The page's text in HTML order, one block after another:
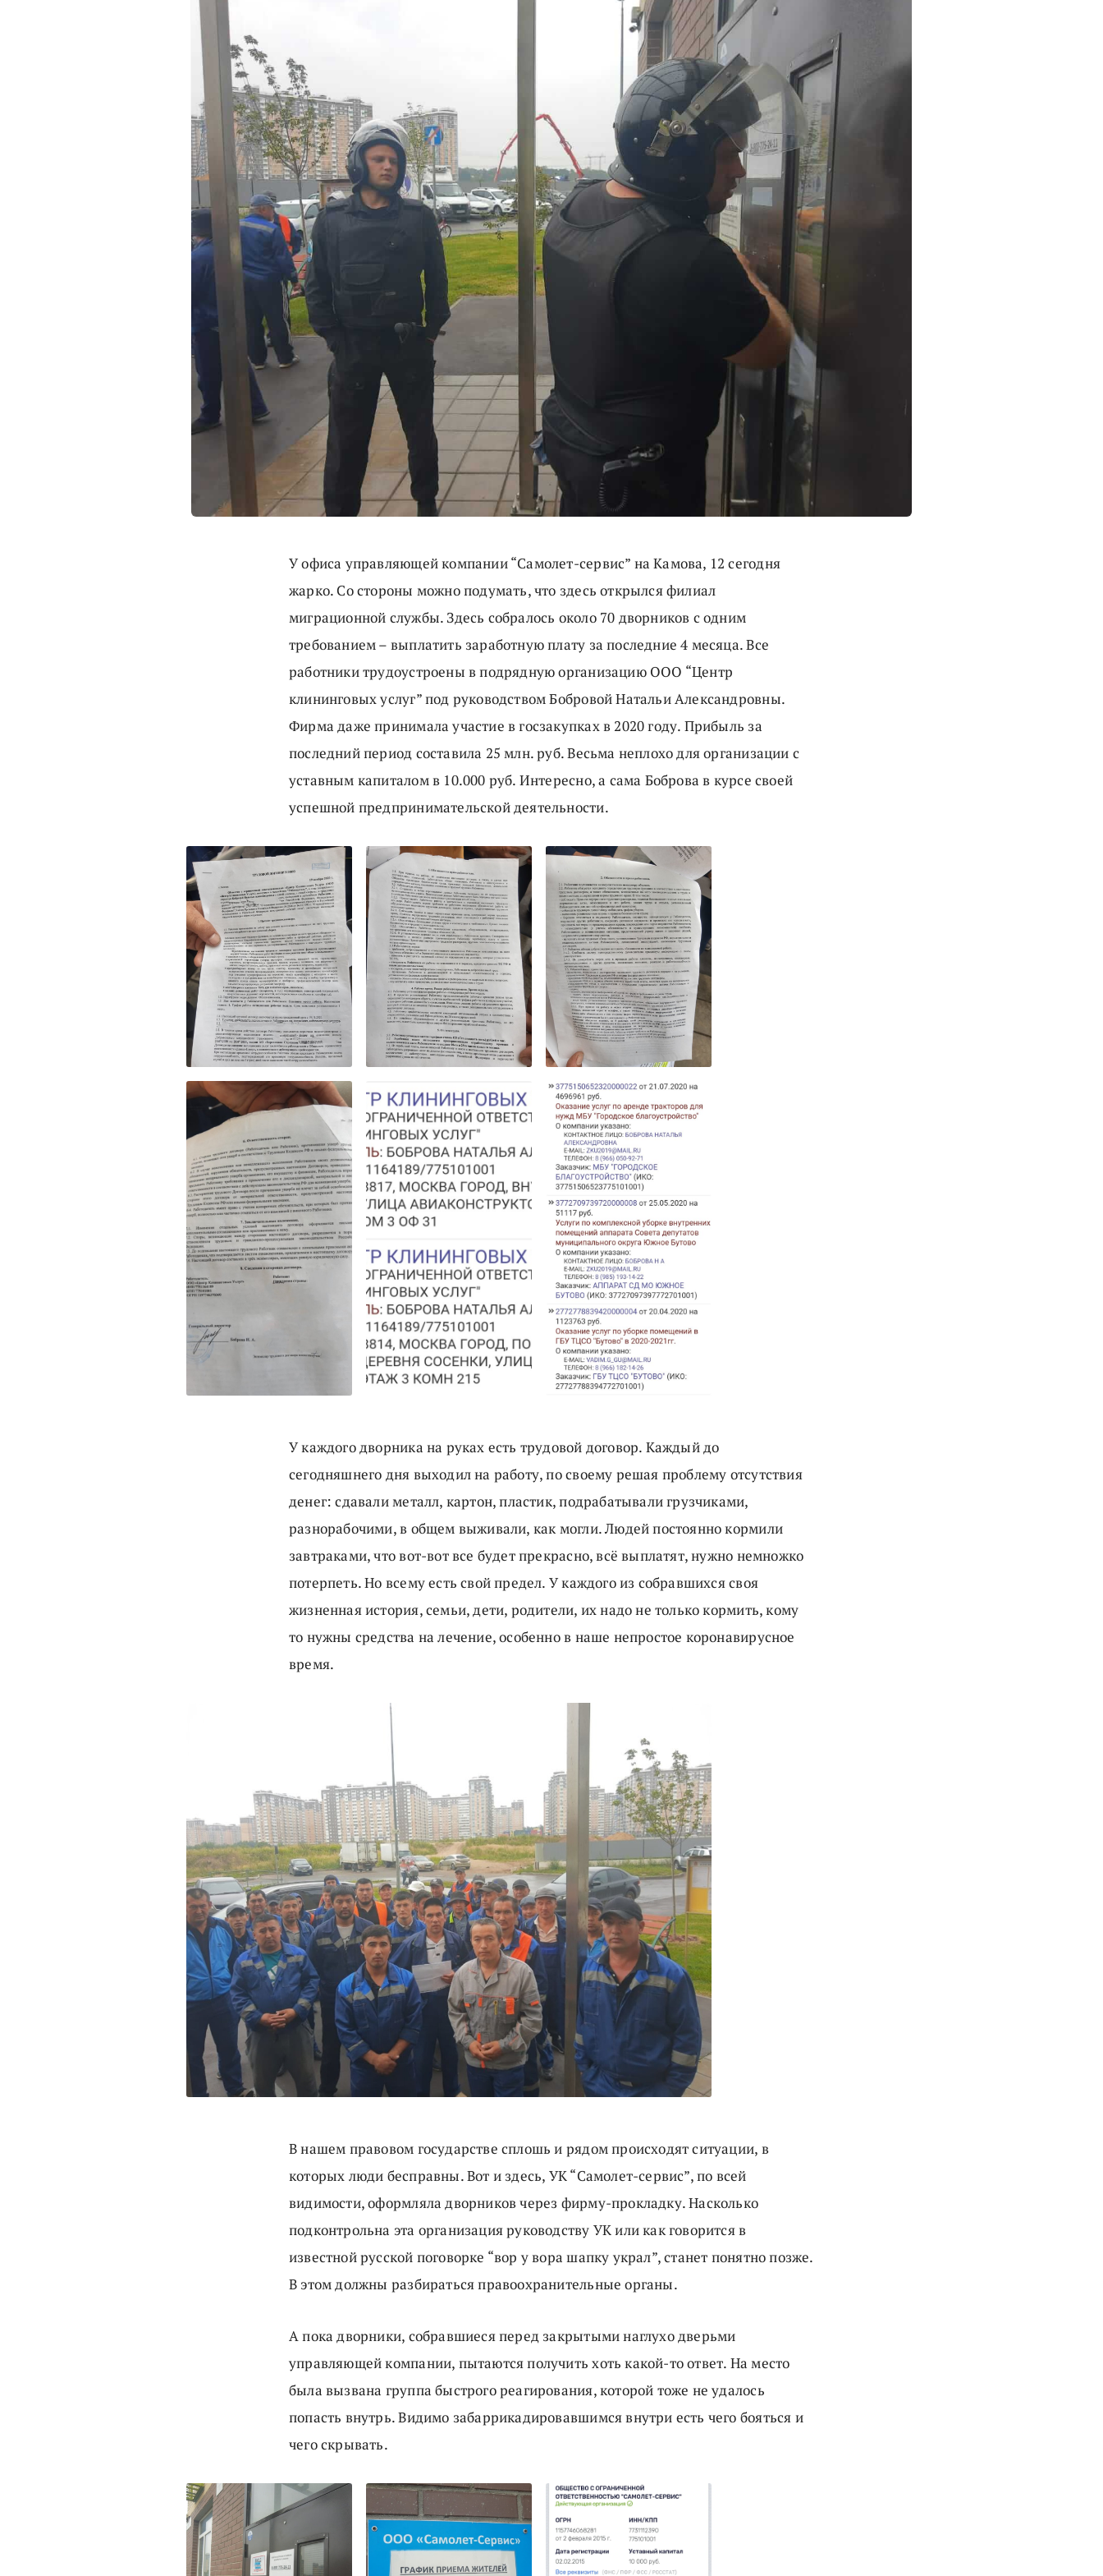
У офиса управляющей компании “Самолет-сервис” на Камова, 12 сегодня
жарко. Со стороны можно подумать, что здесь открылся филиал
миграционной службы. Здесь собралось около 70 дворников с одним
требованием – выплатить заработную плату за последние 4 месяца. Все
работники трудоустроены в подрядную организацию ООО “Центр
клининговых услуг” под руководством Бобровой Натальи Александровны.
Фирма даже принимала участие в госзакупках в 2020 году. Прибыль за
последний период составила 25 млн. руб. Весьма неплохо для организации с
уставным капиталом в 10.000 руб. Интересно, а сама Боброва в курсе своей
успешной предпринимательской деятельности.
У каждого дворника на руках есть трудовой договор. Каждый до
сегодняшнего дня выходил на работу, по своему решая проблему отсутствия
денег: сдавали металл, картон, пластик, подрабатывали грузчиками,
разнорабочими, в общем выживали, как могли. Людей постоянно кормили
завтраками, что вот-вот все будет прекрасно, всё выплатят, нужно немножко
потерпеть. Но всему есть свой предел. У каждого из собравшихся своя
жизненная история, семьи, дети, родители, их надо не только кормить, кому
то нужны средства на лечение, особенно в наше непростое коронавирусное
время.
В нашем правовом государстве сплошь и рядом происходят ситуации, в
которых люди бесправны. Вот и здесь, УК “Самолет-сервис”, по всей
видимости, оформляла дворников через фирму-прокладку. Насколько
подконтрольна эта организация руководству УК или как говорится в
известной русской поговорке “вор у вора шапку украл”, станет понятно позже.
В этом должны разбираться правоохранительные органы.
А пока дворники, собравшиеся перед закрытыми наглухо дверьми
управляющей компании, пытаются получить хоть какой-то ответ. На место
была вызвана группа быстрого реагирования, которой тоже не удалось
попасть внутрь. Видимо забаррикадировавшимся внутри есть чего бояться и
чего скрывать.